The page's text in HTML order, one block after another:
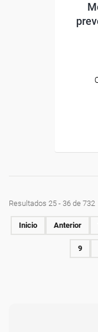
Resultados 25 - 36 de 732
Inicio Anterior
9